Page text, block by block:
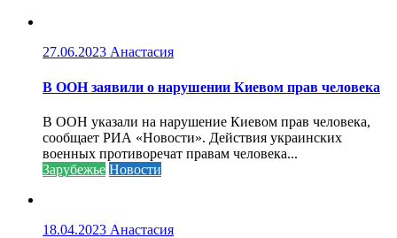
27.06.2023 Анастасия
В ООН заявили о нарушении Киевом прав человека
В ООН указали на нарушение Киевом прав человека,
сообщает РИА «Новости». Действия украинских
военных противоречат правам человека...
Зарубежье Новости
18.04.2023 Анастасия